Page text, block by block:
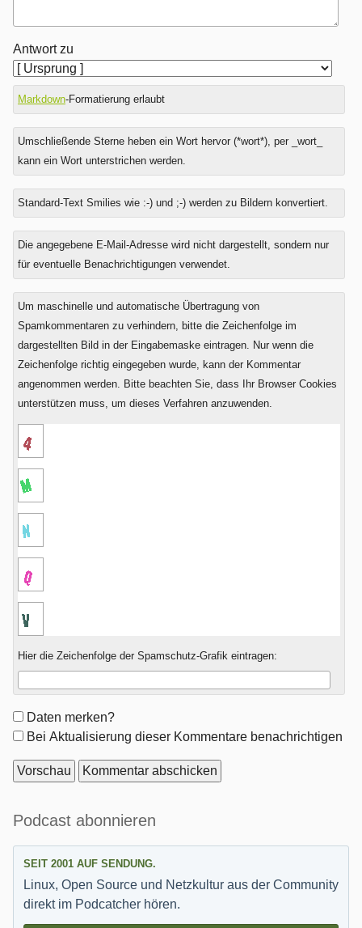
Antwort zu
Markdown-Formatierung erlaubt
Umschließende Sterne heben ein Wort hervor (*wort*), per _wort_
kann ein Wort unterstrichen werden.
Standard-Text Smilies wie :-) und ;-) werden zu Bildern konvertiert.
Was
ist
Null
plus
Die angegebene E-Mail-Adresse wird nicht dargestellt, sondern nur
für eventuelle Benachrichtigungen verwendet.
Um maschinelle und automatische Übertragung von
Spamkommentaren zu verhindern, bitte die Zeichenfolge im
dargestellten Bild in der Eingabemaske eintragen. Nur wenn die
Zeichenfolge richtig eingegeben wurde, kann der Kommentar
angenommen werden. Bitte beachten Sie, dass Ihr Browser Cookies
unterstützen muss, um dieses Verfahren anzuwenden.
Hier die Zeichenfolge der Spamschutz-Grafik eintragen:
Formular-
Optionen
Daten merken?
Bei Aktualisierung dieser Kommentare benachrichtigen
Seitenleiste
Podcast abonnieren
SEIT 2001 AUF SENDUNG.
Linux, Open Source und Netzkultur aus der Community
direkt im Podcatcher hören.